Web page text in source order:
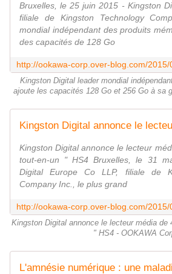
Bruxelles, le 25 juin 2015 - Kingston
filiale de Kingston Technology
mondial indépendant des produits
des capacités de 128 Go
Kingston Digital leader mondial
ajoute les capacités 128 Go et 256 Go à sa
Kingston Digital annonce le lecteur
tout-en-un " HS4 Bruxelles, le 31
Digital Europe Co LLP, filiale de
Company Inc., le plus grand
Kingston Digital annonce le lecteur média de
" HS4 - OOKAWA